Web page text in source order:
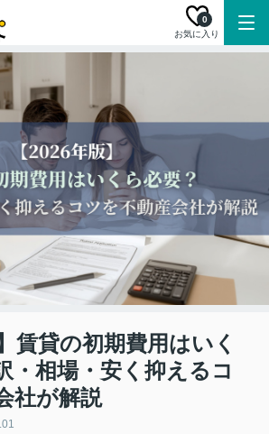
お気に入り
0
賃貸の初期費用はいく
・相場・安く抑えるコ
社が解説